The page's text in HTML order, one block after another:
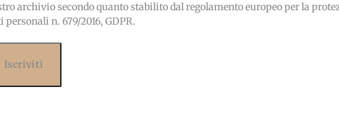
archivio secondo quanto stabilito dal regolamento europeo per la
personali n. 679/2016, GDPR.